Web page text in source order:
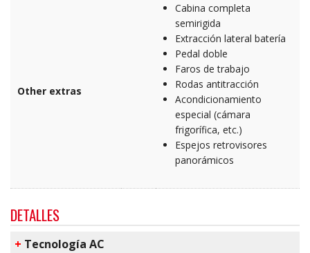
Other extras
Cabina completa
semirigida
Extracción lateral batería
Pedal doble
Faros de trabajo
Rodas antitracción
Acondicionamiento
especial (cámara
frigorífica, etc.)
Espejos retrovisores
panorámicos
DETALLES
+ T​ecnología AC